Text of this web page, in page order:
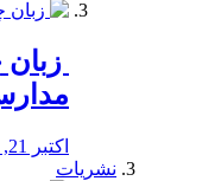
اکتبر 21, 2019
نشریات